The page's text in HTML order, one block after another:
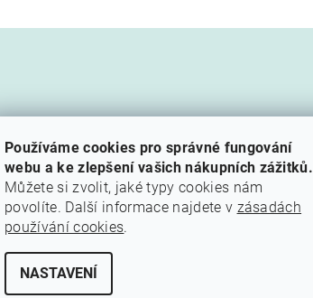
Upravit nastavení cookies
Používáme cookies pro správné fungování
webu a ke zlepšení vašich nákupních zážitků.
Můžete si zvolit, jaké typy cookies nám
povolíte. Další informace najdete v zásadách
používání cookies.
NASTAVENÍ